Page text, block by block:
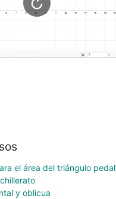
el área del triángulo pedal
y oblicua